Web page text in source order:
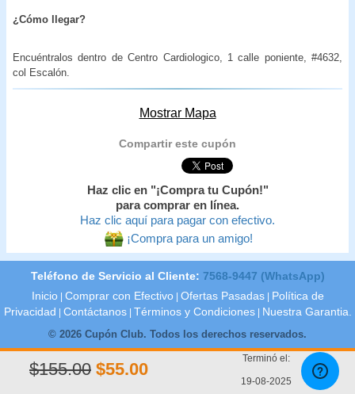
¿Cómo llegar?
Encuéntralos dentro de Centro Cardiologico, 1 calle poniente, #4632,
col Escalón.
Mostrar Mapa
Compartir este cupón
Haz clic en "¡Compra tu Cupón!"
para comprar en línea.
Haz clic aquí para pagar con efectivo.
¡Compra para un amigo!
$155.00 $55.00
Terminó el:
19-08-2025
Teléfono de Servicio al Cliente: 7568-9447 (WhatsApp)
Inicio Comprar con Efectivo Ofertas Pasadas
Política de
Privacidad
Contáctanos Términos y Condiciones
Nuestra Garantia.
© 2026 Cupón Club. Todos los derechos reservados.